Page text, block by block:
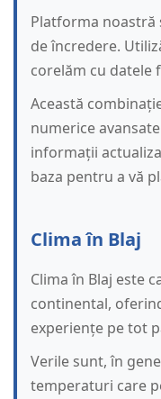
Platforma noastră
de încredere.
corelăm cu datele
Această
numerice
informații
baza pentru a vă
Clima în Blaj
Clima în Blaj este
continental,
experiențe pe tot
Verile sunt, în
temperaturi care